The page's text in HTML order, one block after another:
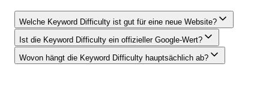
Welche Keyword Difficulty ist gut für eine neue Website?
Ist die Keyword Difficulty ein offizieller Google-Wert?
Wovon hängt die Keyword Difficulty hauptsächlich ab?